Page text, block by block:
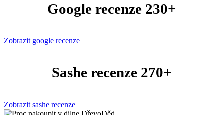
Google recenze 230+
Zobrazit google recenze
Sashe recenze 270+
Zobrazit sashe recenze